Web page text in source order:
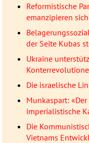
Reformistische
emanzipieren
der Seite Kubas
Ukraine
Die israelische
Munkaspart:
imperialistische
Die
Vietnams